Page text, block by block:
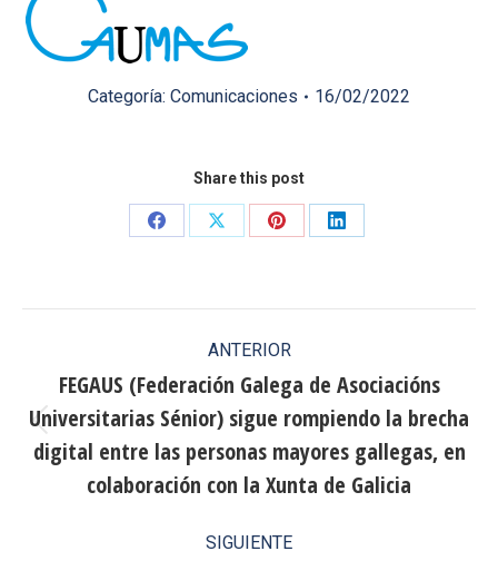
Categoría: Comunicaciones 16/02/2022
Share this post
Share
Share
Share
Share
entre
publicaciones
ANTERIOR
Publicación
anterior:
FEGAUS (Federación Galega de Asociacións
Universitarias Sénior) sigue rompiendo la brecha
digital entre las personas mayores gallegas, en
colaboración con la Xunta de Galicia
SIGUIENTE